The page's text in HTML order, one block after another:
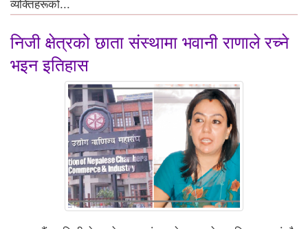
निजी क्षेत्रको छाता संस्थामा भवानी राणाले रच्ने
भइन इतिहास